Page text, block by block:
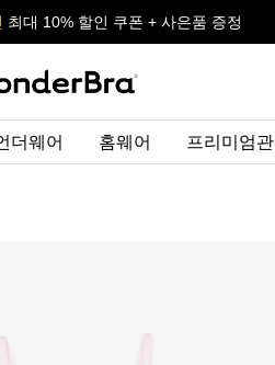
무료 교환 서비스
최대 10% 할인 쿠폰 + 사은품 증정
무료 교환 서비스
더웨어 홈웨어 프리미엄관